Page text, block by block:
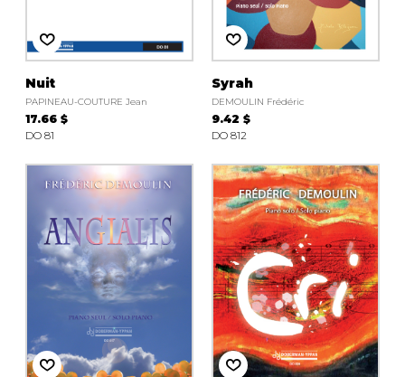
Nuit
PAPINEAU-COUTURE Jean
17.66 $
DO 81
Syrah
DEMOULIN Frédéric
9.42 $
DO 812